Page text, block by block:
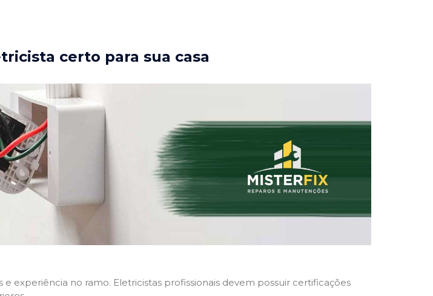
certo para sua casa
experiência no ramo. Eletricistas profissionais devem possuir certificações